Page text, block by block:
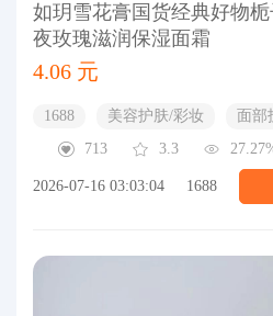
如玥雪花膏国货经典好物
夜玫瑰滋润保湿面霜
4.06 元
1688 美容护肤/彩妆 面部
713
3.3
2026-07-16 03:03:04 1688